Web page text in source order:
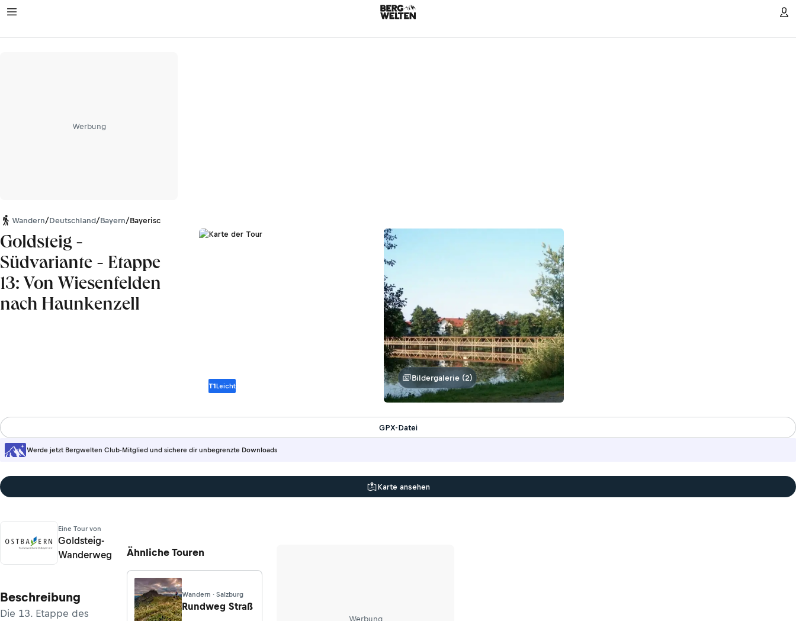
Werbung
Wandern/Deutschland/Bayern/Bayerischer Wald
Goldsteig -
Südvariante - Etappe
13: Von Wiesenfelden
nach Haunkenzell
T1Leicht
Bildergalerie (2)
Werde jetzt Bergwelten Club-Mitglied und sichere dir unbegrenzte Downloads
GPX-Datei
Karte ansehen
Eine Tour von
Goldsteig-
Wanderweg
Beschreibung
Die 13. Etappe des
Ähnliche Touren
Wandern · Salzburg
Rundweg Straß
Werbung